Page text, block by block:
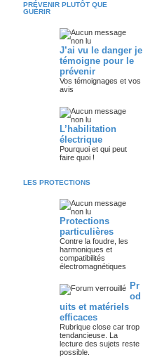
PRÉVENIR PLUTÔT QUE
GUÉRIR
J’ai vu le danger je
témoigne pour le
prévenir
Vos témoignages et vos
avis
L’habilitation
électrique
Pourquoi et qui peut
faire quoi !
LES PROTECTIONS
Protections
particulières
Contre la foudre, les
harmoniques et
compatibilités
électromagnétiques
Pr
od
uits et matériels
efficaces
Rubrique close car trop
tendancieuse. La
lecture des sujets reste
possible.